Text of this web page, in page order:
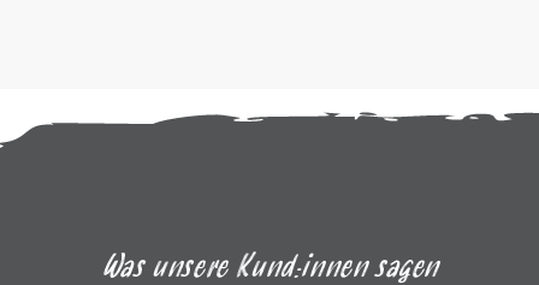
Was unsere Kund:innen sagen